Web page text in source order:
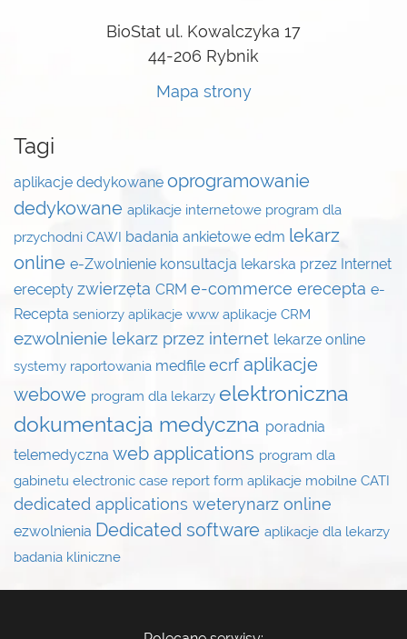
BioStat ul. Kowalczyka 17
44-206 Rybnik
Mapa strony
Tagi
aplikacje dedykowane oprogramowanie
dedykowane aplikacje internetowe program dla
przychodni CAWI badania ankietowe edm lekarz
online e-Zwolnienie konsultacja lekarska przez Internet
erecepty zwierzęta CRM e-commerce erecepta e-
Recepta seniorzy aplikacje www aplikacje CRM
ezwolnienie lekarz przez internet lekarze online
systemy raportowania medfile ecrf aplikacje
webowe program dla lekarzy elektroniczna
dokumentacja medyczna poradnia
telemedyczna web applications program dla
gabinetu electronic case report form aplikacje mobilne CATI
dedicated applications weterynarz online
ezwolnienia Dedicated software aplikacje dla lekarzy
badania kliniczne